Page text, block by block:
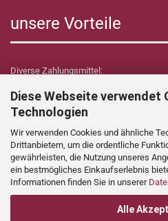
Diese Webseite verwendet
Technologien
Wir verwenden Cookies und ähnliche
Drittanbietern, um die ordentliche
gewährleisten, die Nutzung unseres
ein bestmögliches Einkaufserlebnis
Informationen finden Sie in unserer
Alle
unsere Vorteile
Diverse Zahlungsmittel:
Wir versenden unkompliziert mit GLS.
Verzollungs- sowie Zollkosten übernimmt
Folgen Sie uns auf: